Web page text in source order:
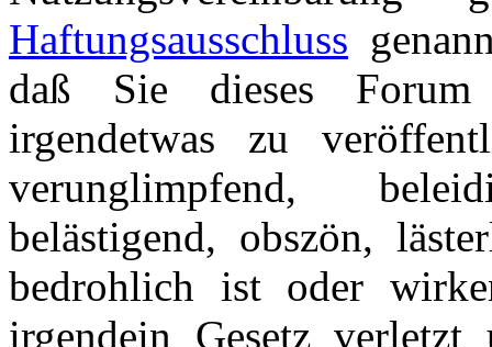
Haftungsausschluss
daß Sie dieses
irgendetwas zu
verunglimpfend,
belästigend, obszön,
bedrohlich ist oder
irgendein Gesetz verletzt